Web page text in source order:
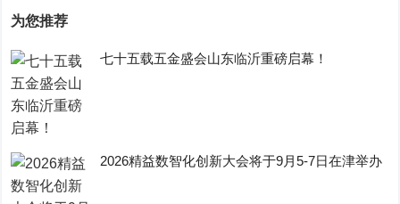
为您推荐
七十五载五金盛会山东临沂重磅启幕！
2026精益数智化创新大会将于9月5-7日在津举办